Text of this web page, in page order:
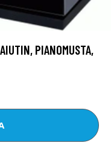
PIANOMUSTA,